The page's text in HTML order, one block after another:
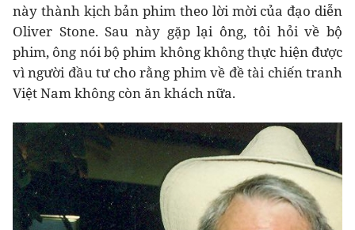
này thành kịch bản phim theo lời mời của đạo diễn
Oliver Stone. Sau này gặp lại ông, tôi hỏi về bộ
phim, ông nói bộ phim không không thực hiện được
vì người đầu tư cho rằng phim về đề tài chiến tranh
Việt Nam không còn ăn khách nữa.